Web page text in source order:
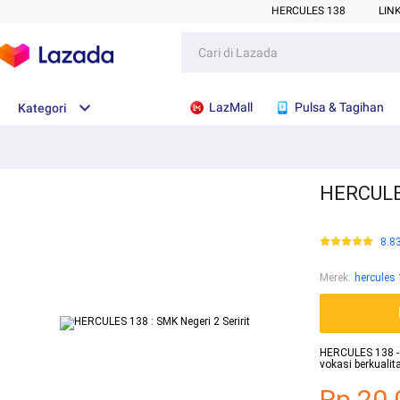
HERCULES 138
Kategori LazMall Pulsa & Tagihan
Merek: hercules
HERCULES
vokasi